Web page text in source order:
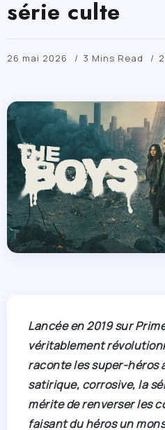
série culte
26 mai 2026 3 Mins Read
Lancée en 2019 sur
véritablement
raconte les super-héros
satirique, corrosive, la
mérite de renverser les
faisant du héros un